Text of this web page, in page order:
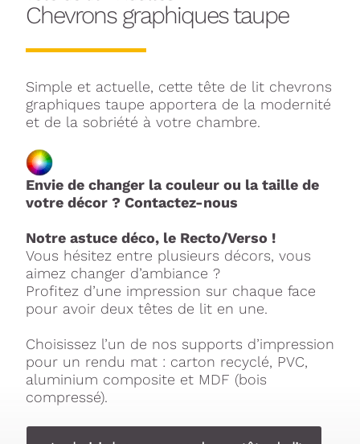
Chevrons graphiques taupe
Simple et actuelle, cette tête de lit chevrons
graphiques taupe apportera de la modernité
et de la sobriété à votre chambre.
Envie de changer la couleur ou la taille de
votre décor ? Contactez-nous
Notre astuce déco, le Recto/Verso !
Vous hésitez entre plusieurs décors, vous
aimez changer d’ambiance ?
Profitez d’une impression sur chaque face
pour avoir deux têtes de lit en une.
Choisissez l’un de nos supports d’impression
pour un rendu mat : carton recyclé, PVC,
aluminium composite et MDF (bois
compressé).